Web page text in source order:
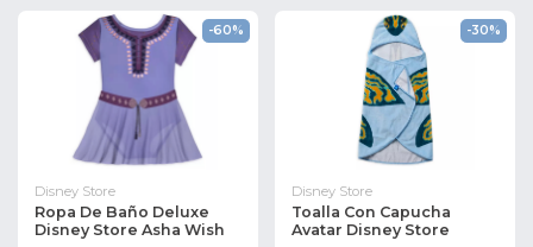
-60%
Disney Store
Ropa De Baño Deluxe
Disney Store Asha Wish
-30%
Disney Store
Toalla Con Capucha
Avatar Disney Store